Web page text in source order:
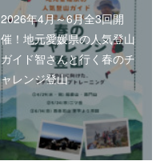
2026年4月～6月全3回開
催！地元愛媛県の人気登山
ガイド智さんと行く春のチ
ャレンジ登山